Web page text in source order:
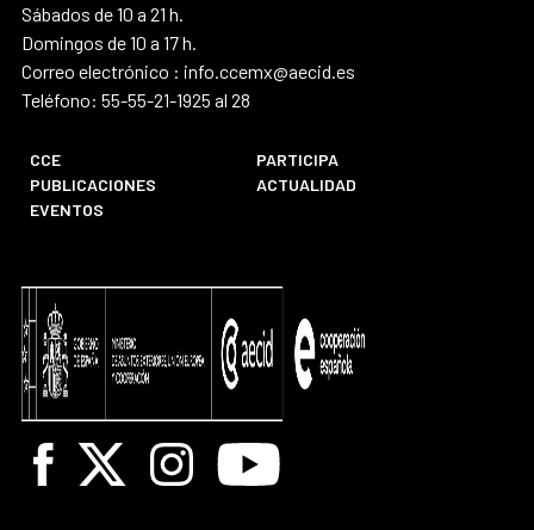
Sábados de 10 a 21 h.
Domingos de 10 a 17 h.
Correo electrónico : info.ccemx@aecid.es
Teléfono: 55-55-21-1925 al 28
CCE
PARTICIPA
PUBLICACIONES
ACTUALIDAD
EVENTOS
Facebook
X InstagramYoutube